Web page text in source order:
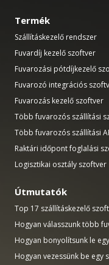
Termék
Szállításkezelő rendszer
Fuvardíj kezelő szoftver
Fuvarozási pótdíjkezelő
Fuvarozó integrációs
Fuvarozás kezelő szoftver
Több fuvarozós szállítási
Több fuvarozós szállítási
Raktári időpont foglalási
Logisztikai osztály szoftver
Útmutatók
Top 17 szállításkezelő
Hogyan válasszunk több
Hogyan bonyolítsunk le
Hogyan vezessünk be egy